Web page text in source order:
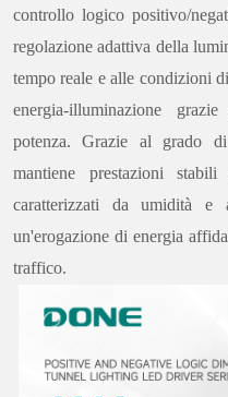
controllo logico positivo/
regolazione adattiva della
tempo reale e alle condizioni
energia-illuminazione
potenza. Grazie al grado
mantiene prestazioni
caratterizzati da umidità e
un'erogazione di energia
traffico.